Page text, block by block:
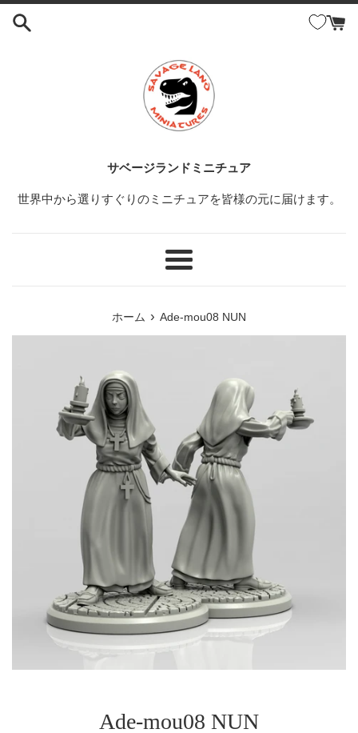
コ
サベージランドミニチュア
世界中から選りすぐりのミニチュアを皆様の元に届けます。
メ
ホーム › Ade-mou08 NUN
Ade-mou08 NUN